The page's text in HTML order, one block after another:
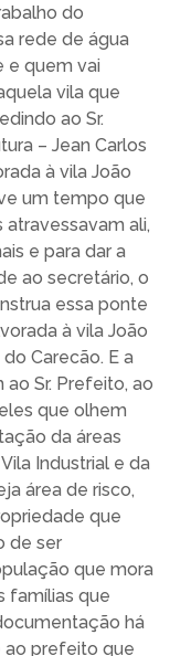
do
rede de água
e quem vai
vila que
ao Sr.
– Jean Carlos
à vila João
um tempo que
atravessavam ali,
e para dar a
ao secretário, o
essa ponte
à vila João
Carecão. E a
Sr. Prefeito, ao
que olhem
da áreas
Industrial e da
área de risco,
que
de ser
que mora
famílias que
há
ao prefeito que